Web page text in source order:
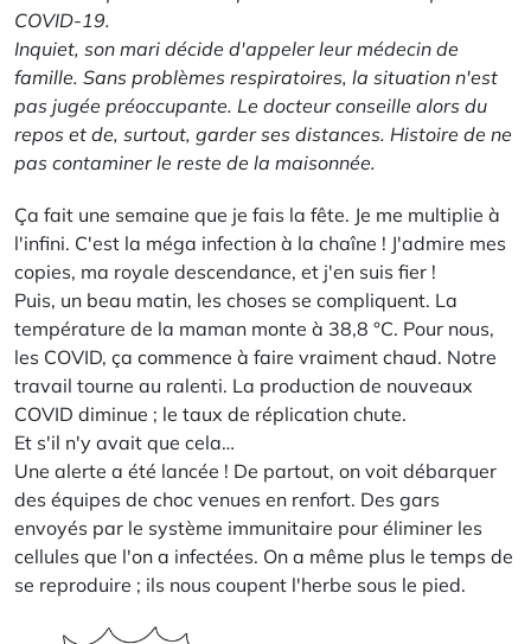
COVID-19.
Inquiet, son mari décide d'appeler leur médecin de
famille. Sans problèmes respiratoires, la situation n'est
pas jugée préoccupante. Le docteur conseille alors du
repos et de, surtout, garder ses distances. Histoire de ne
pas contaminer le reste de la maisonnée.
Ça fait une semaine que je fais la fête. Je me multiplie à
l'infini. C'est la méga infection à la chaîne ! J'admire mes
copies, ma royale descendance, et j'en suis fier !
Puis, un beau matin, les choses se compliquent. La
température de la maman monte à 38,8 °C. Pour nous,
les COVID, ça commence à faire vraiment chaud. Notre
travail tourne au ralenti. La production de nouveaux
COVID diminue ; le taux de réplication chute.
Et s'il n'y avait que cela…
Une alerte a été lancée ! De partout, on voit débarquer
des équipes de choc venues en renfort. Des gars
envoyés par le système immunitaire pour éliminer les
cellules que l'on a infectées. On a même plus le temps de
se reproduire ; ils nous coupent l'herbe sous le pied.